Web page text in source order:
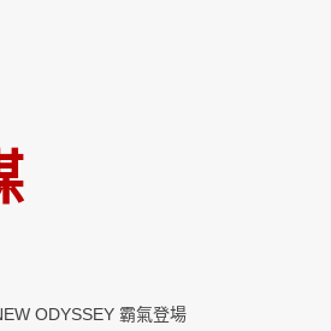
ODYSSEY 霸氣登場